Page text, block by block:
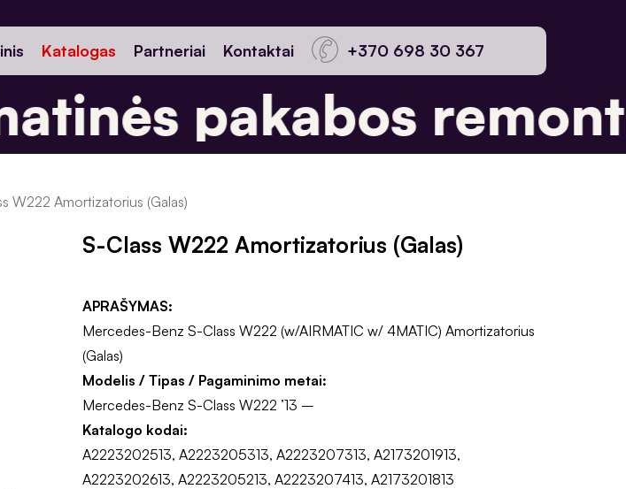
Katalogas Partneriai Kontaktai +370 698 30 367
pakabos
W222 Amortizatorius (Galas)
S-Class W222 Amortizatorius (Galas)
APRAŠYMAS:
Mercedes-Benz S-Class W222 (w/AIRMATIC w/ 4MATIC) Amortizatorius
(Galas)
Modelis / Tipas / Pagaminimo metai:
Mercedes-Benz S-Class W222 ’13 –
Katalogo kodai:
A2223202513, A2223205313, A2223207313, A2173201913,
A2223202613, A2223205213, A2223207413, A2173201813